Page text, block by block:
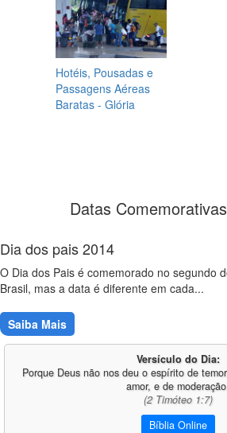
Hotéis, Pousadas e
Passagens Aéreas
Baratas - Glória
Datas
Dia dos pais 2014
O Dia dos Pais é comemorado no segundo
Brasil, mas a data é diferente em cada...
Saiba Mais
Versículo do Dia:
Porque Deus não nos deu o espírito de
amor, e de
(2 Timóteo 1:7)
Bíblia Online